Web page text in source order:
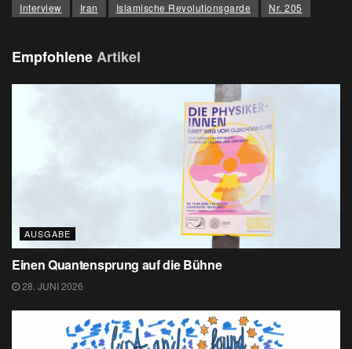
Interview
Iran Islamische Revolutionsgarde Nr. 205
EmpfohleneArtikel
AUSGABE
Einen Quantensprung auf die Bühne
28. JUNI 2026